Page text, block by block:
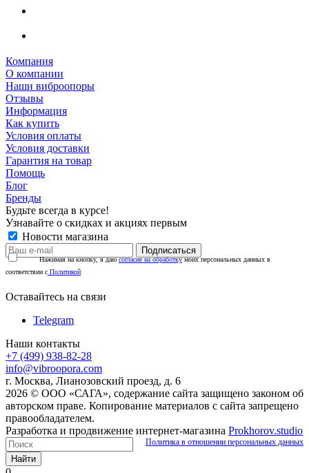
Компания
О компании
Наши виброопоры
Отзывы
Информация
Как купить
Условия оплаты
Условия доставки
Гарантия на товар
Помощь
Блог
Бренды
Будьте всегда в курсе!
Узнавайте о скидках и акциях первым
Новости магазина
Нажимая на кнопку, я даюсогласие на обработкумоих персональных данных в
соответствии с Политикой
Оставайтесь на связи
Telegram
Наши контакты
+7 (499) 938-82-28
info@vibroopora.com
г. Москва, Лианозовский проезд, д. 6
2026 © ООО «САГА», содержание сайта защищено законом об
авторском праве. Копирование материалов с сайта запрещено
правообладателем.
Разработка и продвижение интернет-магазина Prokhorov.studio
Политика в отношении персональных данных
Найти